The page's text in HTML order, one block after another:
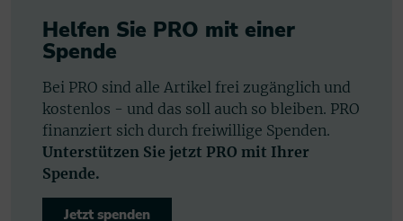
Helfen Sie PRO mit einer
Spende
Bei PRO sind alle Artikel frei zugänglich und
kostenlos - und das soll auch so bleiben. PRO
finanziert sich durch freiwillige Spenden.
Unterstützen Sie jetzt PRO mit Ihrer
Spende.
Jetzt spenden